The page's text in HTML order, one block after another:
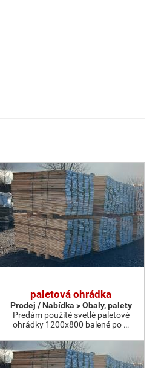
paletová ohrádka
Prodej / Nabídka > Obaly, palety
Predám použité svetlé paletové
ohrádky 1200x800 balené po …